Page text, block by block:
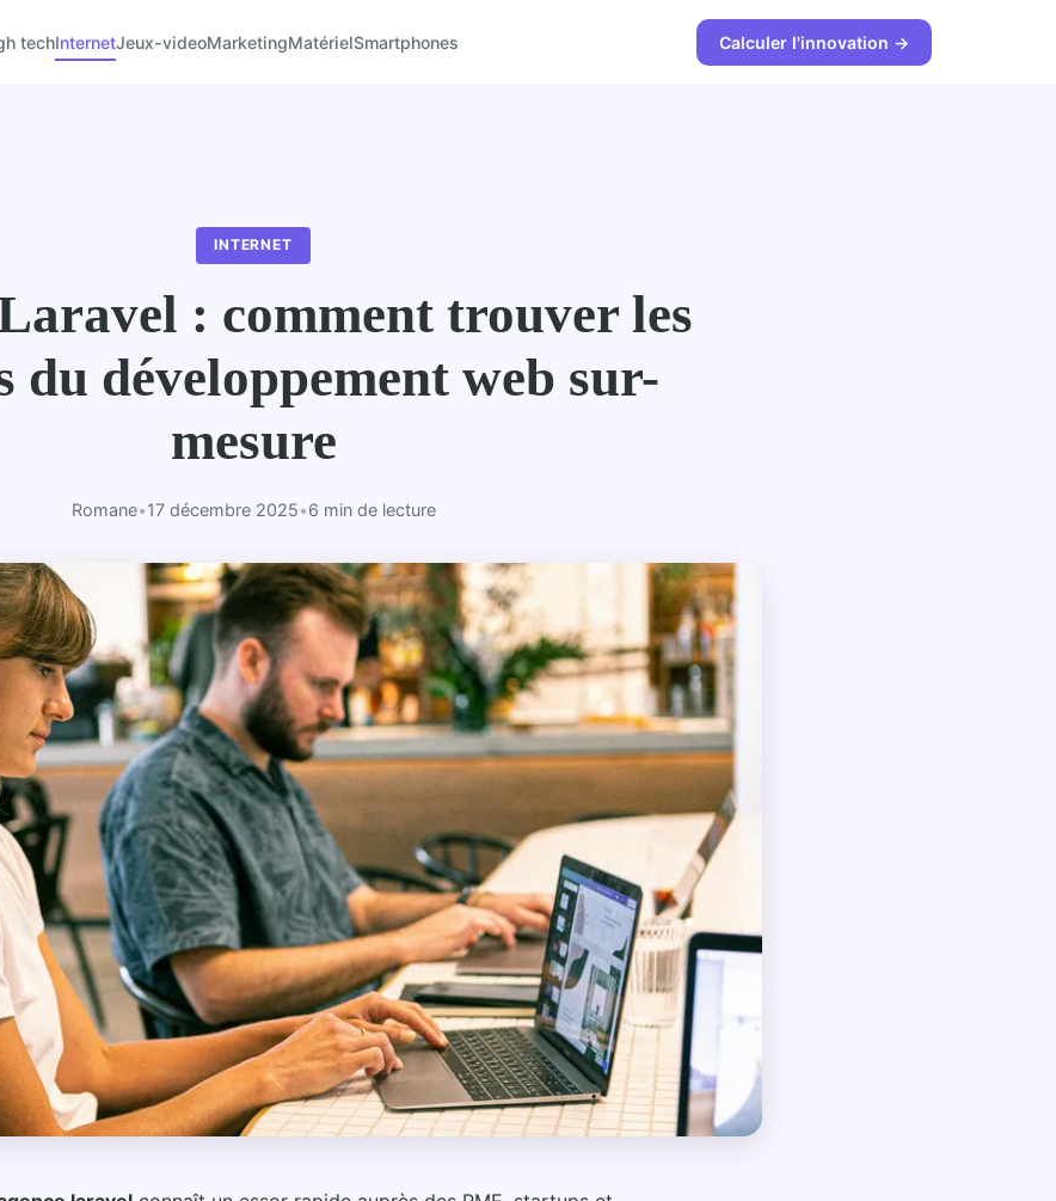
techInternetJeux-videoMarketingMatérielSmartphones Calculer l'innovation →
INTERNET
: comment trouver les
du développement web sur-
mesure
Romane•17 décembre 2025•6 min de lecture